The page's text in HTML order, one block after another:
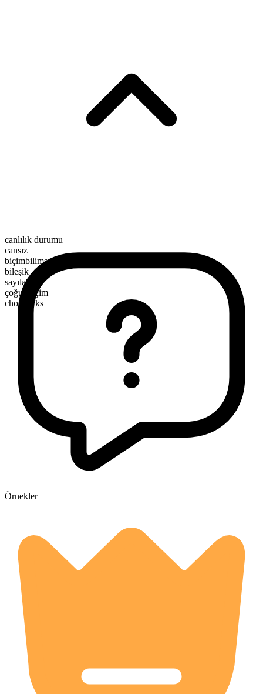
canlılık durumu
cansız
biçimbilimsel yapı
bileşik
sayılabilir
çoğul biçim
chopsticks
Örnekler